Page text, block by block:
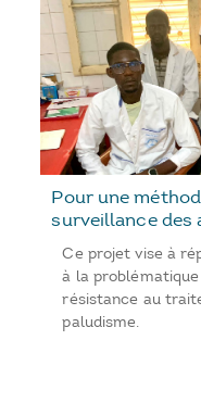
Pour une
surveillance des
Ce projet vise à
à la
résistance au
paludisme.